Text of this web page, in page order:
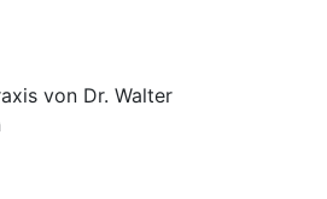
von Dr. Walter